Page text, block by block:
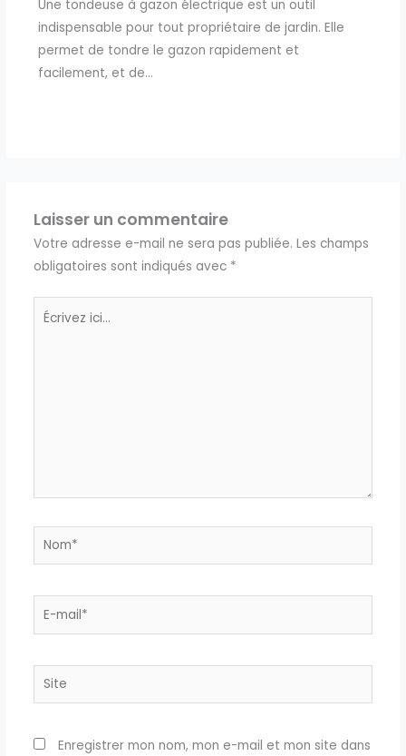
Une tondeuse à gazon électrique est un outil
indispensable pour tout propriétaire de jardin. Elle
permet de tondre le gazon rapidement et
facilement, et de…
Laisser un commentaire
Votre adresse e-mail ne sera pas publiée. Les champs
obligatoires sont indiqués avec *
Écrivez
Nom*
E-
Site
Enregistrer mon nom, mon e-mail et mon site dans